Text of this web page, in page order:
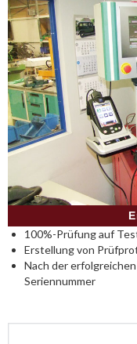
100%-Prüfung auf
Erstellung von
Nach der
Seriennummer